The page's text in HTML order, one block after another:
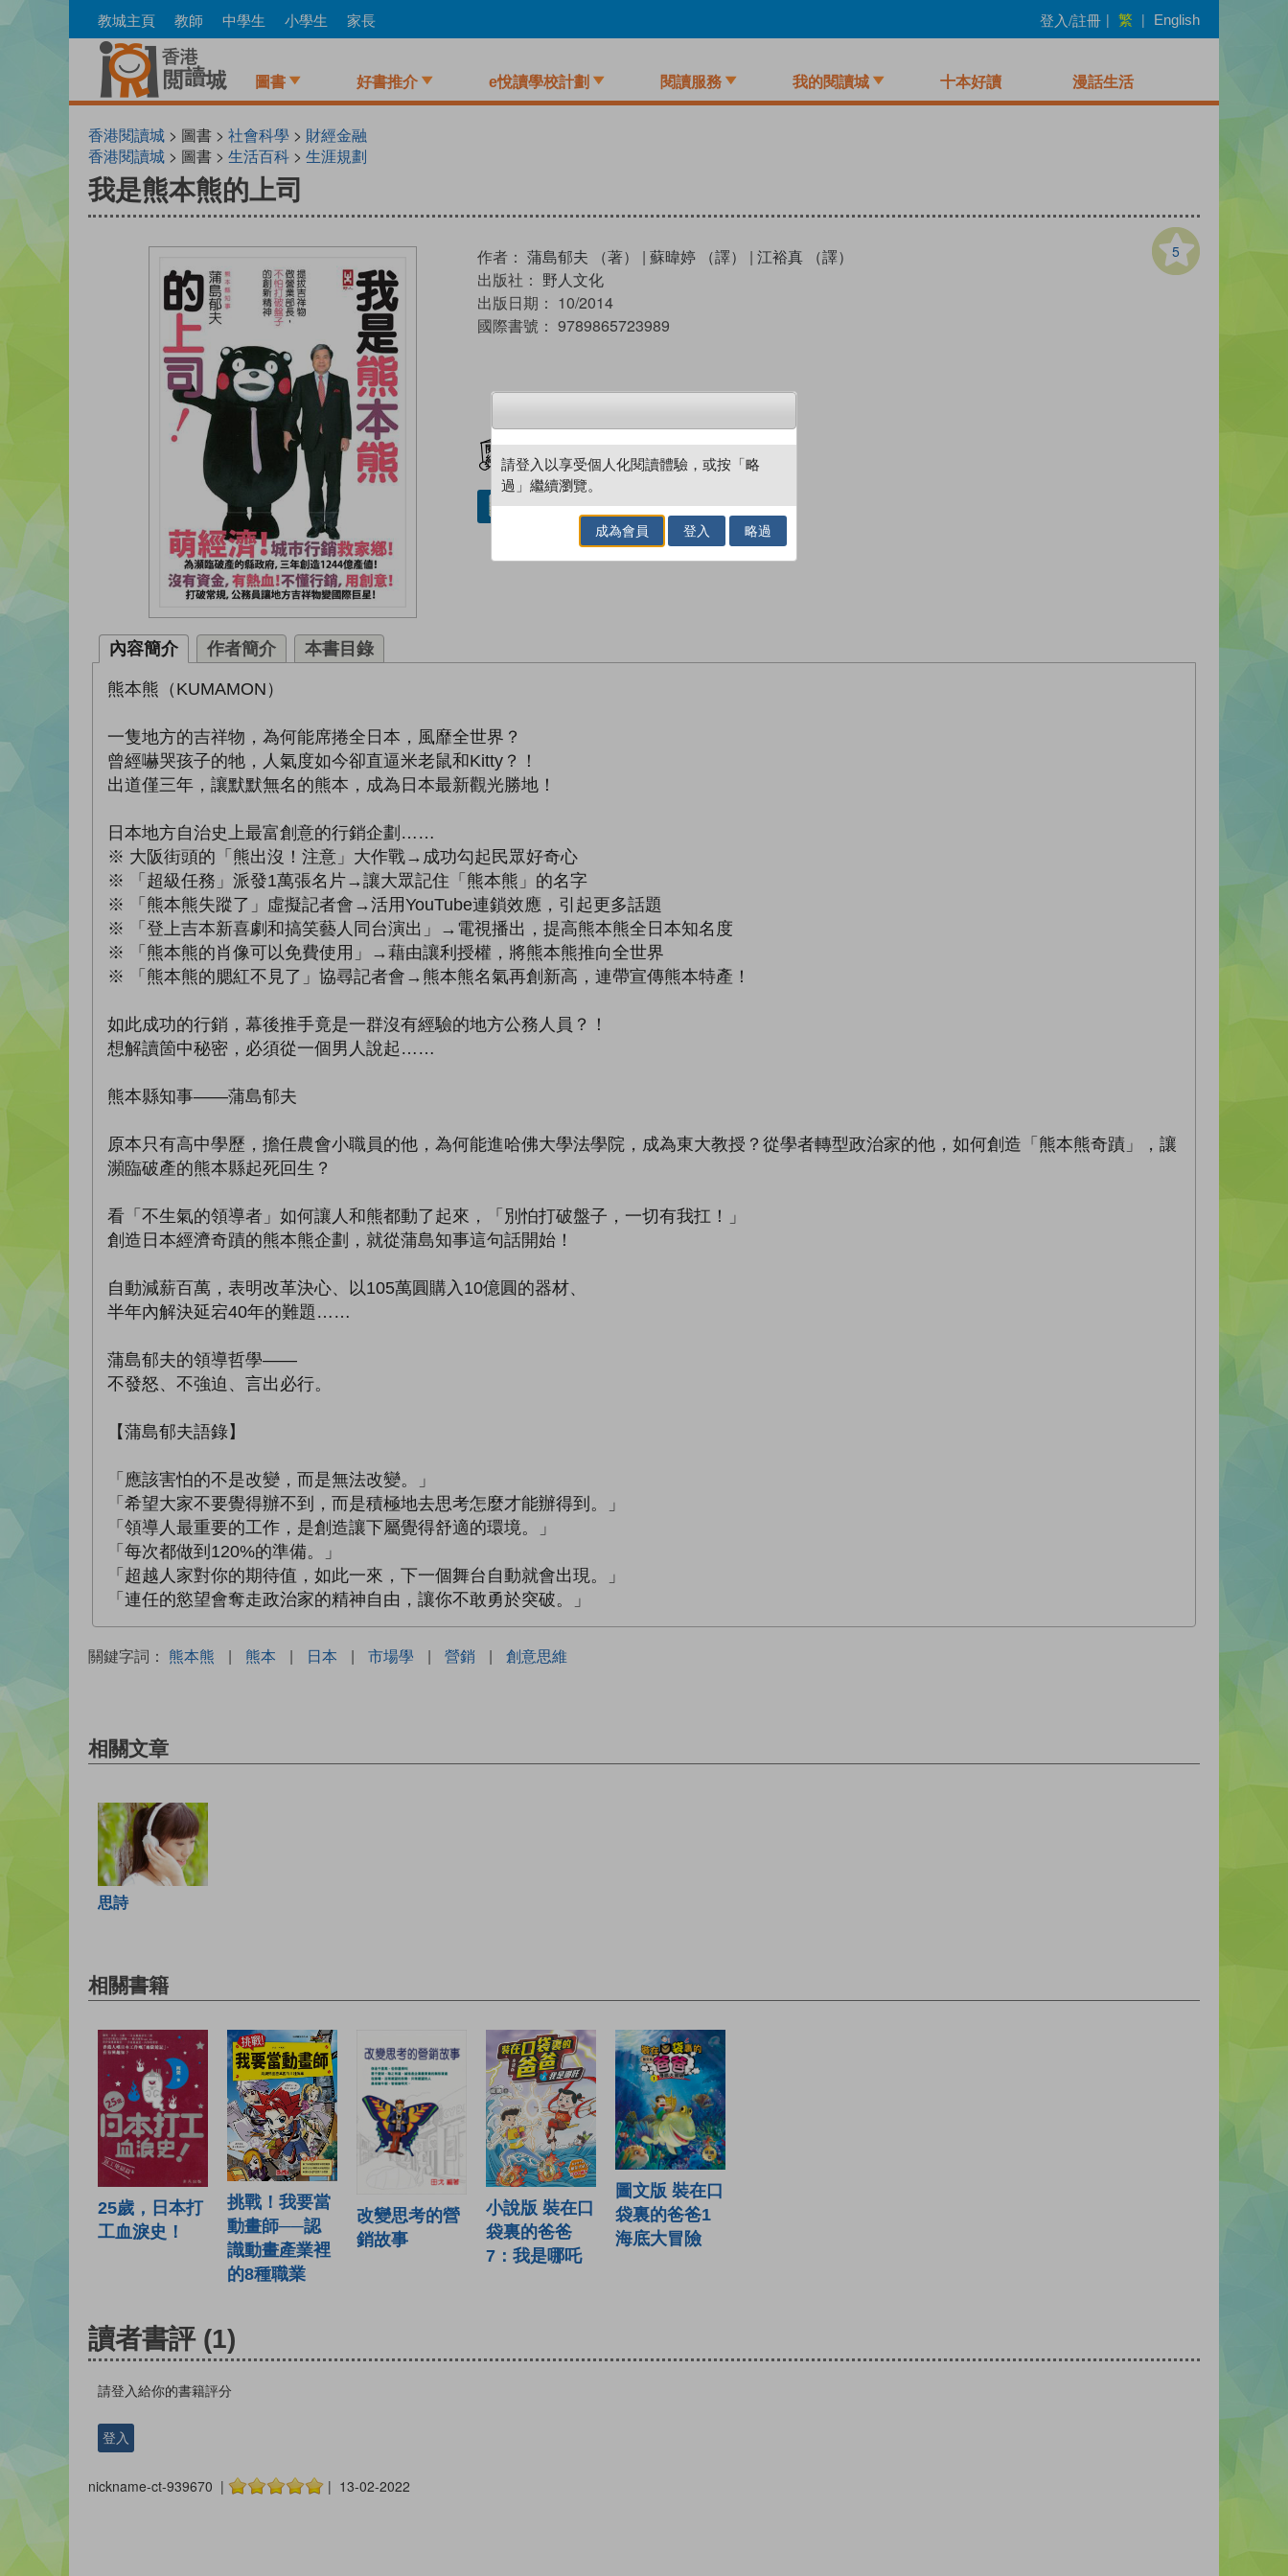
to
教城主頁 教師 中學生 小學生 家長 登入/註冊 | 繁 | English
圖書 好書推介 e悅讀學校計劃 閱讀服務 我的閱讀城 十本好讀 漫話生活
香港閱讀城 > 圖書 > 社會科學 > 財經金融
香港閱讀城 > 圖書 > 生活百科 > 生涯規劃
我是熊本熊的上司
5
作者： 蒲島郁夫 （著） | 蘇暐婷 （譯） | 江裕真 （譯）
出版社： 野人文化
出版日期： 10/2014
國際書號： 9789865723989
加入閱讀紀錄
借閱實體書
內容簡介 作者簡介 本書目錄
熊本熊（KUMAMON）
一隻地方的吉祥物，為何能席捲全日本，風靡全世界？
曾經嚇哭孩子的牠，人氣度如今卻直逼米老鼠和Kitty？！
出道僅三年，讓默默無名的熊本，成為日本最新觀光勝地！
日本地方自治史上最富創意的行銷企劃……
※ 大阪街頭的「熊出沒！注意」大作戰→成功勾起民眾好奇心
※ 「超級任務」派發1萬張名片→讓大眾記住「熊本熊」的名字
※ 「熊本熊失蹤了」虛擬記者會→活用YouTube連鎖效應，引起更多話題
※ 「登上吉本新喜劇和搞笑藝人同台演出」→電視播出，提高熊本熊全日本知名度
※ 「熊本熊的肖像可以免費使用」→藉由讓利授權，將熊本熊推向全世界
※ 「熊本熊的腮紅不見了」協尋記者會→熊本熊名氣再創新高，連帶宣傳熊本特產！
如此成功的行銷，幕後推手竟是一群沒有經驗的地方公務人員？！
想解讀箇中秘密，必須從一個男人說起……
熊本縣知事——蒲島郁夫
原本只有高中學歷，擔任農會小職員的他，為何能進哈佛大學法學院，成為東大教授？從學者轉型政治家的他，如何創造「熊本熊奇蹟」，讓
瀕臨破產的熊本縣起死回生？
看「不生氣的領導者」如何讓人和熊都動了起來，「別怕打破盤子，一切有我扛！」
創造日本經濟奇蹟的熊本熊企劃，就從蒲島知事這句話開始！
自動減薪百萬，表明改革決心、以105萬圓購入10億圓的器材、
半年內解決延宕40年的難題……
蒲島郁夫的領導哲學——
不發怒、不強迫、言出必行。
【蒲島郁夫語錄】
「應該害怕的不是改變，而是無法改變。」
「希望大家不要覺得辦不到，而是積極地去思考怎麼才能辦得到。」
「領導人最重要的工作，是創造讓下屬覺得舒適的環境。」
「每次都做到120%的準備。」
「超越人家對你的期待值，如此一來，下一個舞台自動就會出現。」
「連任的慾望會奪走政治家的精神自由，讓你不敢勇於突破。」
關鍵字詞： 熊本熊 | 熊本 | 日本 | 市場學 | 營銷 | 創意思維
相關文章
思詩
相關書籍
25歲，日本打
工血淚史！
挑戰！我要當
動畫師──認
識動畫產業裡
的8種職業
改變思考的營
銷故事
小說版 裝在口
袋裏的爸爸
7：我是哪吒
圖文版 裝在口
袋裏的爸爸1
海底大冒險
讀者書評 (1)
請登入給你的書籍評分
登入
nickname-ct-939670 | | 13-02-2022
請登入以享受個人化閱讀體驗，或按「略
過」繼續瀏覽。
成為會員 登入 略過